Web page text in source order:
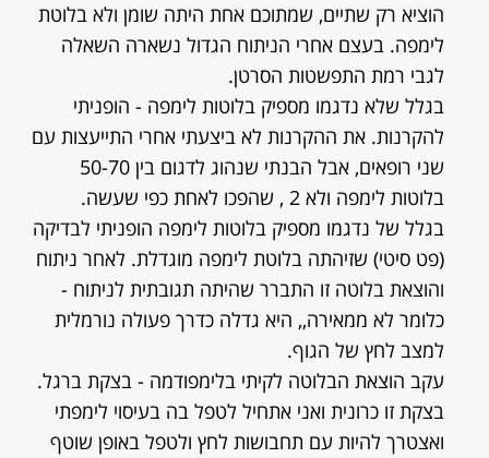
הוציא רק שתיים, שמתוכם אחת היתה שומן ולא בלוטת
לימפה. בעצם אחרי הניתוח הגדול נשארה השאלה
לגבי רמת התפשטות הסרטן.
בגלל שלא נדגמו מספיק בלוטות לימפה - הופניתי
להקרנות. את ההקרנות לא ביצעתי אחרי התייעצות עם
שני רופאים, אבל הבנתי שנהוג לדגום בין 50-70
בלוטות לימפה ולא 2 , שהפכו לאחת כפי שעשה.
בגלל של נדגמו מספיק בלוטות לימפה הופניתי לבדיקה
(פט סיטי) שזיהתה בלוטת לימפה מוגדלת. לאחר ניתוח
והוצאת בלוטה זו התברר שהיתה תגובתית לניתוח -
כלומר לא ממאירה,, היא גדלה כדרך פעולה נורמלית
למצב לחץ של הגוף.
עקב הוצאת הבלוטה לקיתי בלימפודמה - בצקת ברגל.
בצקת זו כרונית ואני אתחיל לטפל בה בעיסוי לימפתי
ואצטרך להיות עם תחבושות לחץ ולטפל באופן שוטף